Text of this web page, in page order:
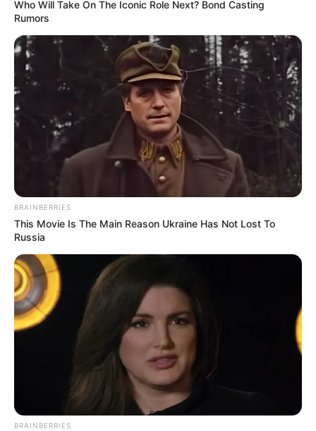
Who Will Take On The Iconic Role Next? Bond Casting
Rumors
BRAINBERRIES
This Movie Is The Main Reason Ukraine Has Not Lost To
Russia
BRAINBERRIES